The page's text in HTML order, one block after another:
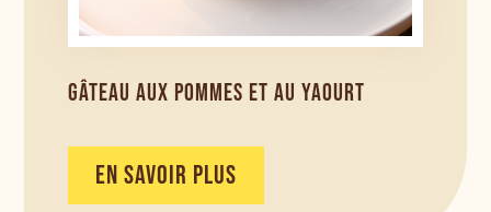
GÂTEAU AUX POMMES ET AU YAOURT
EN SAVOIR PLUS